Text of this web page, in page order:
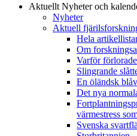
Aktuellt Nyheter och
Nyheter
Aktuell
Hela
Om
Varför
Slingrande
En öländsk
Det nya
värmestress
Svenska